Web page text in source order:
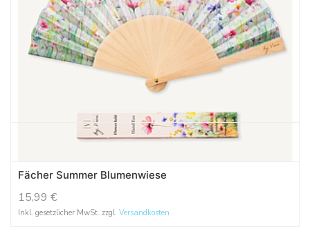
Fächer Summer Blumenwiese
15,99 €
Inkl. gesetzlicher MwSt. zzgl. Versandkosten